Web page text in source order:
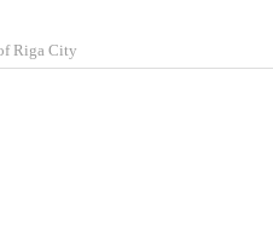
Riga City